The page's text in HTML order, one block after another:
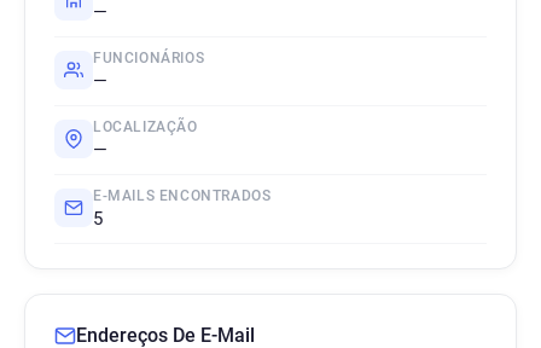
—
FUNCIONÁRIOS
—
LOCALIZAÇÃO
—
E-MAILS ENCONTRADOS
5
Endereços De E-Mail